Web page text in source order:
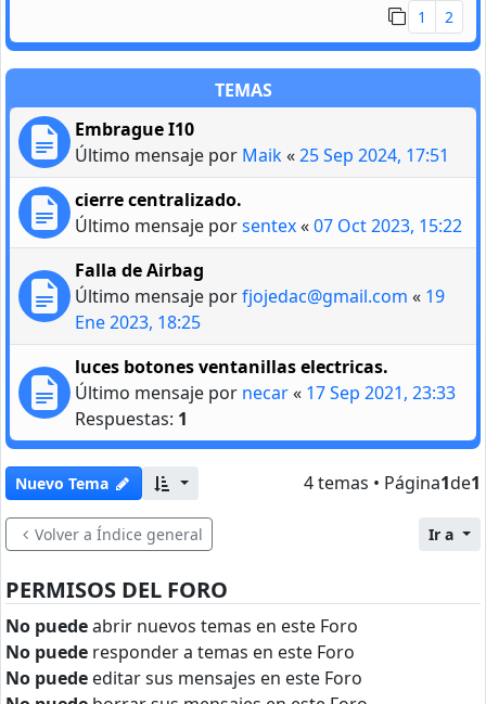
1 2
TEMAS
Embrague I10
Último mensaje por Maik«25 Sep 2024, 17:51
cierre centralizado.
Último mensaje porsentex«07 Oct 2023, 15:22
Falla de Airbag
Último mensaje porfjojedac@gmail.com « 19
Ene 2023, 18:25
luces botones ventanillas electricas.
Último mensaje por necar« 17 Sep 2021, 23:33
Respuestas: 1
Nuevo Tema 4 temas • Página1de1
Volver a Índice general Ir a
PERMISOS DEL FORO
No puedeabrir nuevos temas en este Foro
No puede responder a temas en este Foro
No puede editar sus mensajes en este Foro